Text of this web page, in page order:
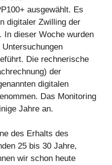
ausgewählt. Es
digitaler Zwilling der
In dieser Woche wurden
Die rechnerische
der
digitalen
Das Monitoring
Jahre an.
des Erhalts des
25 bis 30 Jahre,
wir schon heute